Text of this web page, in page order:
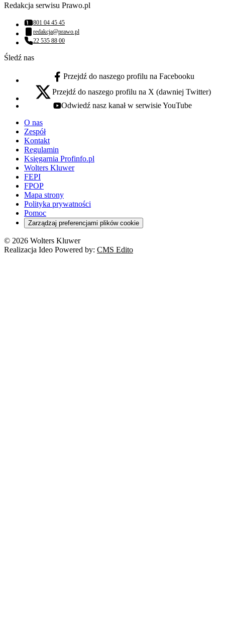
Redakcja serwisu Prawo.pl
Numer telefonu:
801 04 45 45
Adres email:
redakcja@prawo.pl
Numer telefonu:
22 535 88 00
Śledź nas
facebook - otwiera się w nowej karcie
Przejdź do naszego profilu na Facebooku
x - otwiera się w nowej karcie
Przejdź do naszego profilu na X (dawniej Twitter)
youtube - otwiera się w nowej karcie
Odwiedź nasz kanał w serwisie YouTube
O nas
Zespół
Kontakt
Regulamin
Księgarnia Profinfo.pl
Wolters Kluwer
FEPI
FPOP
Mapa strony
Polityka prywatności
Pomoc
Zarządzaj preferencjami plików cookie
© 2026 Wolters Kluwer
Realizacja Ideo Powered by: CMS Edito